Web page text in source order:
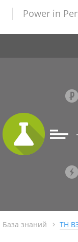
Power in
База знаний ТН